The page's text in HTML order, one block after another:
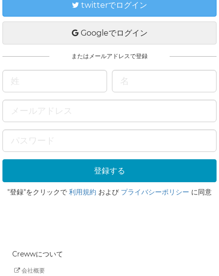
twitterでログイン
Googleでログイン
またはメールアドレスで登録
"登録"をクリックで 利用規約 および プライバシーポリシー に同意
Crewwについて
会社概要